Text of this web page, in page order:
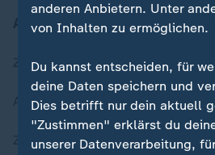
Aktuell bei ZDFheute
Zuletzt veröffentlicht
Aktuelle Sendungs-Videos
ZDFheute Stories
anderen Anbietern. Unter
von Inhalten zu ermöglichen.
Du kannst entscheiden, für
deine Daten speichern und
Dies betrifft nur dein aktuell
"Zustimmen" erklärst du
unserer Datenverarbeitung,